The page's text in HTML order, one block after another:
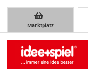
Marktplatz